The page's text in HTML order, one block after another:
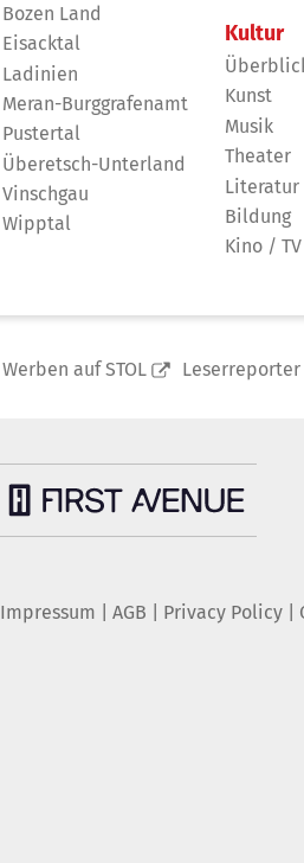
Bozen Land
Eisacktal
Ladinien
Meran-Burggrafenamt
Pustertal
Überetsch-Unterland
Vinschgau
Wipptal
Kultur
Kunst
Musik
Theater
Literatur
Bildung
Kino / TV
Werben auf STOL
Impressum AGB Privacy Policy|